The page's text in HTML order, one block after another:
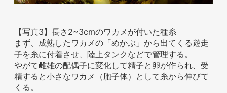
【写真3】長さ2~3cmのワカメが付いた種糸
まず、成熟したワカメの「めかぶ」から出てくる遊走
子を糸に付着させ、陸上タンクなどで管理する。
やがて雌雄の配偶子に変化して精子と卵が作られ、受
精すると小さなワカメ（胞子体）として糸から伸びて
くる。